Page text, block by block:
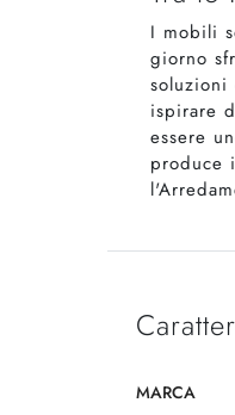
I mobili
giorno
ispirare
essere
produce
MARCA